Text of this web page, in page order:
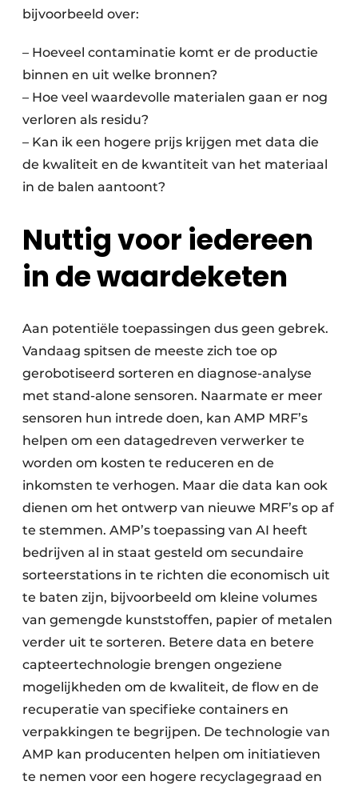
bijvoorbeeld over:
– Hoeveel contaminatie komt er de productie
binnen en uit welke bronnen?
– Hoe veel waardevolle materialen gaan er nog
verloren als residu?
– Kan ik een hogere prijs krijgen met data die
de kwaliteit en de kwantiteit van het materiaal
in de balen aantoont?
Nuttig voor iedereen
in de waardeketen
Aan potentiële toepassingen dus geen gebrek.
Vandaag spitsen de meeste zich toe op
gerobotiseerd sorteren en diagnose-analyse
met stand-alone sensoren. Naarmate er meer
sensoren hun intrede doen, kan AMP MRF’s
helpen om een datagedreven verwerker te
worden om kosten te reduceren en de
inkomsten te verhogen. Maar die data kan ook
dienen om het ontwerp van nieuwe MRF’s op af
te stemmen. AMP’s toepassing van AI heeft
bedrijven al in staat gesteld om secundaire
sorteerstations in te richten die economisch uit
te baten zijn, bijvoorbeeld om kleine volumes
van gemengde kunststoffen, papier of metalen
verder uit te sorteren. Betere data en betere
capteertechnologie brengen ongeziene
mogelijkheden om de kwaliteit, de flow en de
recuperatie van specifieke containers en
verpakkingen te begrijpen. De technologie van
AMP kan producenten helpen om initiatieven
te nemen voor een hogere recyclagegraad en